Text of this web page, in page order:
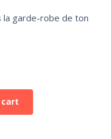
la garde-robe de ton